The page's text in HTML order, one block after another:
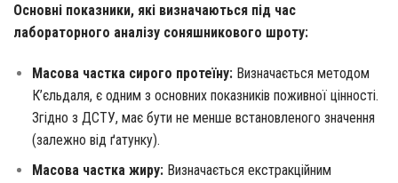
Основні показники, які визначаються під час
лабораторного аналізу соняшникового шроту:
Масова частка сирого протеїну:Визначається методом
К’єльдаля, є одним з основних показників поживної цінності.
Згідно з ДСТУ, має бути не менше встановленого значення
(залежно від ґатунку).
Масова частка жиру:Визначається екстракційним